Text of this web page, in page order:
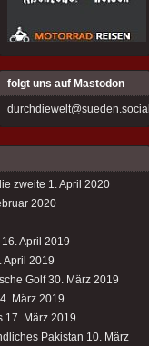
folgt uns auf Mastodon
durchdiewelt@sueden.social
zweite 1. April 2020
2020
16. April 2019
April 2019
Golf 30. März 2019
März 2019
17. März 2019
Pakistan 10. März